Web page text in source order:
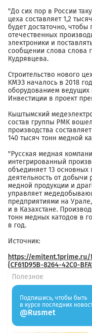
"До сих пор в России
цеха составляет 1,2
будет достаточно, чтобы
отечественных
электроники и
сообщении слова слова
Кудрявцева.
Строительство нового
КМЭЗ началось в 2018
оборудованием ведущих
Инвестиции в проект
Кыштымский
состав группы РМК
производства
140 тысяч тонн медной
"Русская медная
интегрированный
объединяет 13
деятельность от добычи
медной продукции и
управляет
предприятиями на
и в Казахстане.
тонн медных катодов в
в год.
Источник:
https://emitent.1prime.ru/
{CF61D95B-8264-42C0-
Полезное
Подпишись, чтобы быть
в курсе последних
@Rusmet